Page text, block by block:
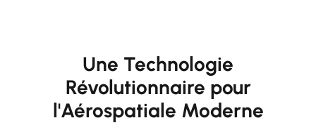
Une Technologie
Révolutionnaire pour
l'Aérospatiale Moderne